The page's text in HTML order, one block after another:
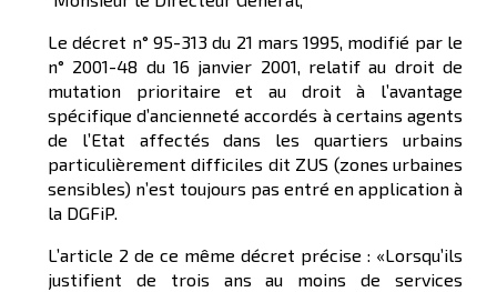
Le décret n° 95-313 du 21 mars 1995, modifié par le
n° 2001-48 du 16 janvier 2001, relatif au droit de
mutation prioritaire et au droit à l’avantage
spécifique d’ancienneté accordés à certains agents
de l’Etat affectés dans les quartiers urbains
particulièrement difficiles dit ZUS (zones urbaines
sensibles) n’est toujours pas entré en application à
la DGFiP.
L’article 2 de ce même décret précise : «Lorsqu’ils
justifient de trois ans au moins de services